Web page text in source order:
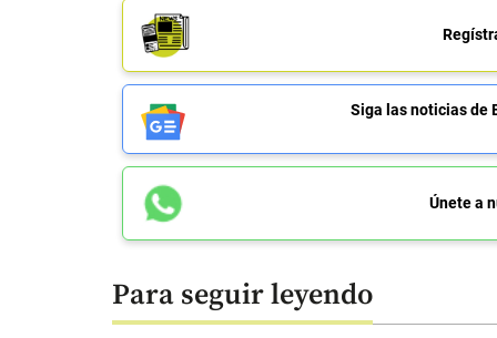
Siga las noticias de
Únete a
Para seguir leyendo